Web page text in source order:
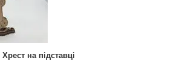
Хрест на підставці